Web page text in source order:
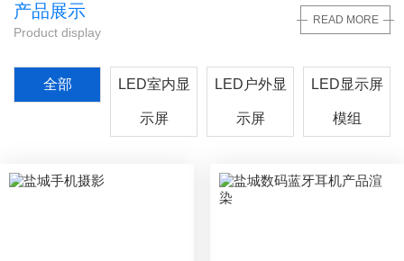
产品展示
Product display
READ MORE
全部 LED室内显
示屏
LED户外显
示屏
LED显示屏
模组